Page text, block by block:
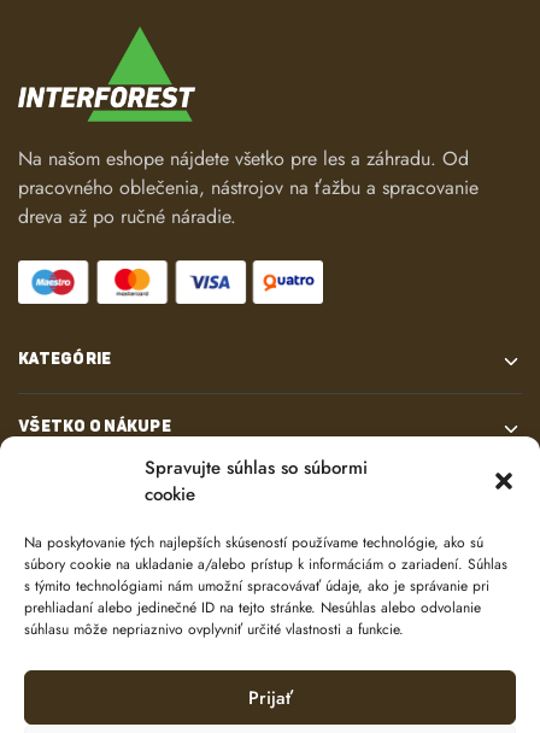
Spravujte súhlas so súbormi
cookie
Na poskytovanie tých najlepších skúseností používame technológie, ako sú
súbory cookie na ukladanie a/alebo prístup k informáciám o zariadení. Súhlas
s týmito technológiami nám umožní spracovávať údaje, ako je správanie pri
prehliadaní alebo jedinečné ID na tejto stránke. Nesúhlas alebo odvolanie
súhlasu môže nepriaznivo ovplyvniť určité vlastnosti a funkcie.
Prijať
Na našom eshope nájdete všetko pre les a záhradu. Od
pracovného oblečenia, nástrojov na ťažbu a spracovanie
dreva až po ručné náradie.
KATEGÓRIE
VŠETKO O NÁKUPE
© 2024 e-shop od